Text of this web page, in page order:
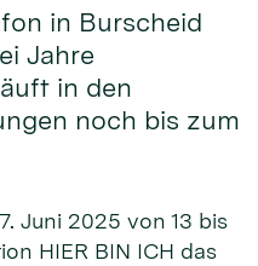
in Burscheid
Jahre
in den
noch bis zum
Juni 2025 von 13 bis
HIER BIN ICH das